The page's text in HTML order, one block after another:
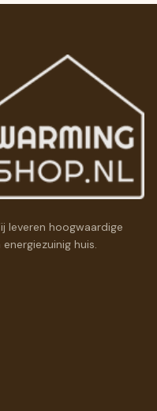
leveren hoogwaardige
huis.